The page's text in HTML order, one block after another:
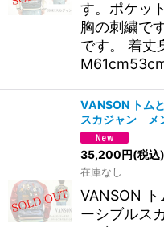
す。ポケッ
胸の刺繍で
です。 着丈
VANSON トム
スカジャン
35,200円(税込)
在庫なし
VANSON
ーシブルス